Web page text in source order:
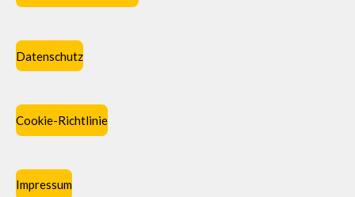
Datenschutz
Cookie-Richtlinie
Impressum